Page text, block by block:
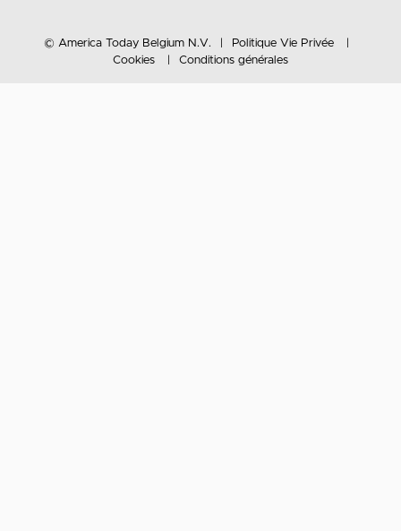
© America Today Belgium N.V.
Politique Vie Privée
Cookies
Conditions générales